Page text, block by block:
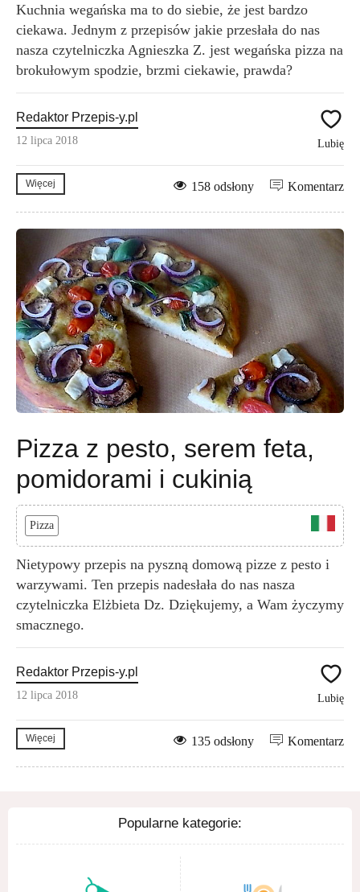
Kuchnia wegańska ma to do siebie, że jest bardzo
ciekawa. Jednym z przepisów jakie przesłała do nas
nasza czytelniczka Agnieszka Z. jest wegańska pizza na
brokułowym spodzie, brzmi ciekawie, prawda?
Redaktor Przepis-y.pl
12 lipca 2018 Lubię
Więcej Komentarz
158 odsłony
Pizza z pesto, serem feta,
pomidorami i cukinią
Pizza
Nietypowy przepis na pyszną domową pizze z pesto i
warzywami. Ten przepis nadesłała do nas nasza
czytelniczka Elżbieta Dz. Dziękujemy, a Wam życzymy
smacznego.
Redaktor Przepis-y.pl
12 lipca 2018 Lubię
Więcej Komentarz
135 odsłony
Popularne kategorie: